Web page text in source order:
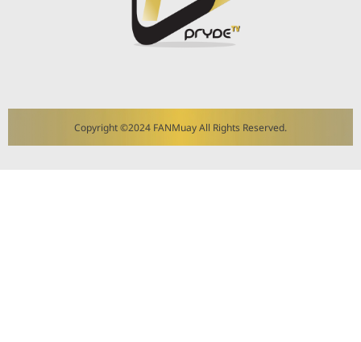
Copyright ©2024 FANMuay All Rights Reserved.